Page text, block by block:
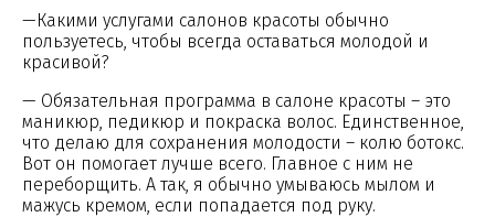
—Какими услугами салонов красоты обычно
пользуетесь, чтобы всегда оставаться молодой и
красивой?
— Обязательная программа в салоне красоты – это
маникюр, педикюр и покраска волос. Единственное,
что делаю для сохранения молодости – колю ботокс.
Вот он помогает лучше всего. Главное с ним не
переборщить. А так, я обычно умываюсь мылом и
мажусь кремом, если попадается под руку.